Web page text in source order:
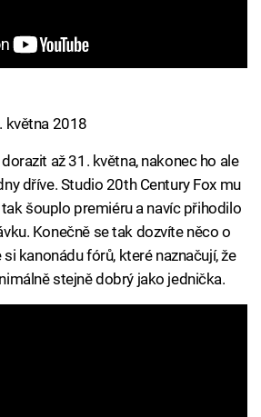
května 2018
až 31. května, nakonec ho ale
dříve. Studio 20th Century Fox mu
šouplo premiéru a navíc přihodilo
Konečně se tak dozvíte něco o
kanonádu fórů, které naznačují, že
stejně dobrý jako jednička.